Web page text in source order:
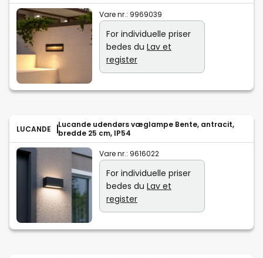
Vare nr.: 9969039
For individuelle priser
bedes du Lav et
register
LUCANDE
Lucande udendørs væglampe Bente, antracit,
bredde 25 cm, IP54
Vare nr.: 9616022
For individuelle priser
bedes du Lav et
register